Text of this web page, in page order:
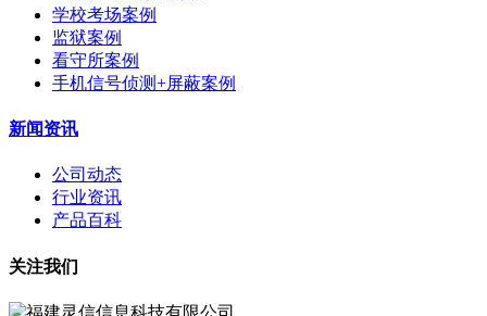
学校考场案例
监狱案例
看守所案例
手机信号侦测+屏蔽案例
新闻资讯
公司动态
行业资讯
产品百科
关注我们